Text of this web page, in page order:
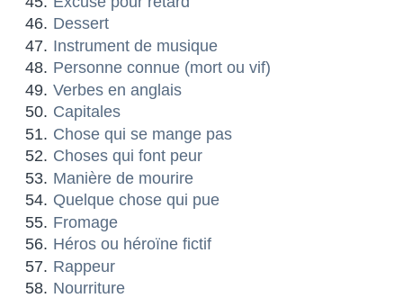
Dessert
Instrument de musique
Personne connue (mort ou vif)
Verbes en anglais
Capitales
Chose qui se mange pas
Choses qui font peur
Manière de mourire
Quelque chose qui pue
Fromage
Héros ou héroïne fictif
Rappeur
Nourriture